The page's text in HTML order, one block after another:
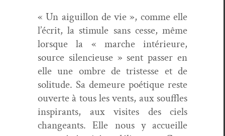
« Un aigu­il­lon de vie », comme elle
l’écrit, la stim­ule sans cesse, même
lorsque la « marche intérieure,
source silen­cieuse » sent pass­er en
elle une ombre de tristesse et de
soli­tude. Sa demeure poé­tique reste
ouverte à tous les vents, aux souf­fles
inspi­rants, aux vis­ites des ciels
changeants. Elle nous y accueille